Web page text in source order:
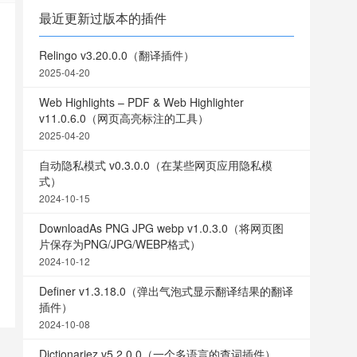
最近更新过版本的插件
Relingo v3.20.0.0（翻译插件）
2025-04-20
Web Highlights – PDF & Web Highlighter
v11.0.6.0（网页高亮标注的工具）
2025-04-20
自动隐私模式 v0.3.0.0（在某些网页应用隐私模
式）
2024-10-15
DownloadAs PNG JPG webp v1.0.3.0（将网页图
片保存为PNG/JPG/WEBP格式）
2024-10-12
Definer v1.3.18.0（弹出气泡式显示翻译结果的翻译
插件）
2024-10-08
Dictionariez v5.2.0.0（一个多语言的查词插件）